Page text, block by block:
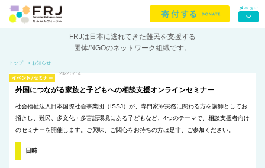
FRJは日本に逃れてきた難民を支援する
団体/NGOのネットワーク組織です。
トップ > お知らせ
2022.07.14
外国につながる家族と子どもへの相談支援オンラインセミナー
社会福祉法人日本国際社会事業団（ISSJ）が、専門家や実務に関わる方を講師としてお
招きし、難民、多文化・多言語環境にある子どもなど、4つのテーマで、相談支援者向け
のセミナーを開催します。ご興味、ご関心をお持ちの方は是非、ご参加ください。
日時